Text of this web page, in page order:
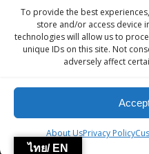
To provide the best
store and/or access device
technologies will allow us to
unique IDs on this site. Not
adversely affect
About UsPrivacy Policy
฿180.00Original
price
was:
฿
Ashirwad Chana
฿40.00
ไทย/ EN